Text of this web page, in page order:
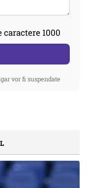
1000
vor fi suspendate